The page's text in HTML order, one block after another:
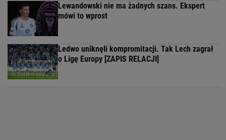
Lewandowski nie ma żadnych szans. Ekspert
mówi to wprost
Ledwo uniknęli kompromitacji. Tak Lech zagrał
o Ligę Europy [ZAPIS RELACJI]